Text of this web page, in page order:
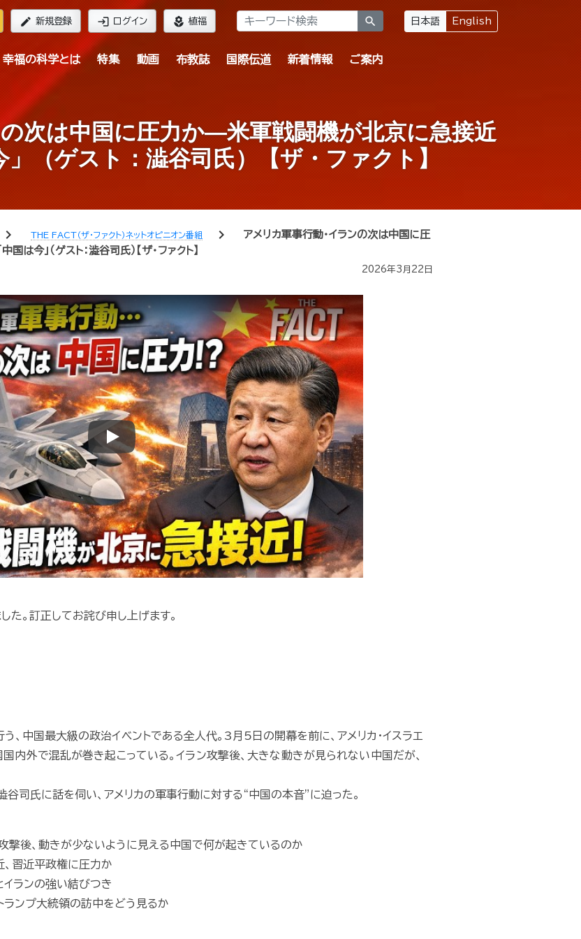
edit 新規登録 login ログイン local_florist 植福 search 日本語 English
幸福の科学とは 特集 動画 布教誌 国際伝道 新着情報 ご案内
次は中国に圧力か―米軍戦闘機が北京に急接近
（ゲスト：澁谷司氏）【ザ・ファクト】
chevron_right THE FACT（ザ・ファクト）ネットオピニオン番組 chevron_right
アメリカ軍事行動・イランの次は中国に圧
今」（ゲスト：澁谷司氏）【ザ・ファクト】
2026年3月22日
Play
。訂正してお詫び申し上げます。
、中国最大級の政治イベントである全人代。3月5日の開幕を前に、アメリカ・イスラエ
内外で混乱が巻き起こっている。イラン攻撃後、大きな動きが見られない中国だが、
谷司氏に話を伺い、アメリカの軍事行動に対する“中国の本音”に迫った。
後、動きが少ないように見える中国で何が起きているのか
習近平政権に圧力か
ランの強い結びつき
ンプ大統領の訪中をどう見るか